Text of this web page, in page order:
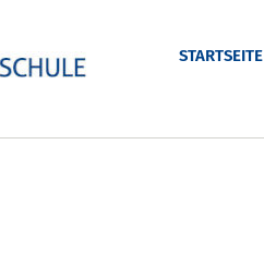
STARTSEITE